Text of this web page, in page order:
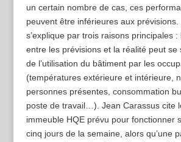
un certain nombre de cas, ces
peuvent être inférieures aux
s’explique par trois raisons principales
entre les prévisions et la réalité peut se
de l’utilisation du bâtiment par les
(températures extérieure et intérieure,
personnes présentes, consommation
poste de travail…). Jean Carassus cite
immeuble HQE prévu pour fonctionner
cinq jours de la semaine, alors qu’une